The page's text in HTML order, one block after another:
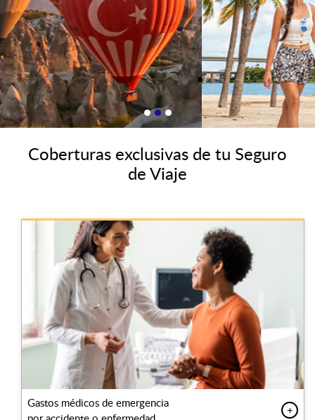
Coberturas exclusivas de tu Seguro
de Viaje
Gastos médicos de emergencia
+